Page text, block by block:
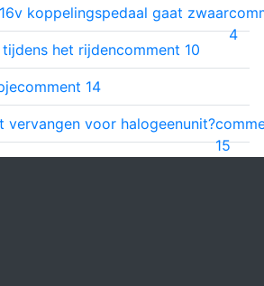
koppelingspedaal gaat zwaar
4
het rijdencomment 10
comment 14
vervangen voor halogeenunit?
15